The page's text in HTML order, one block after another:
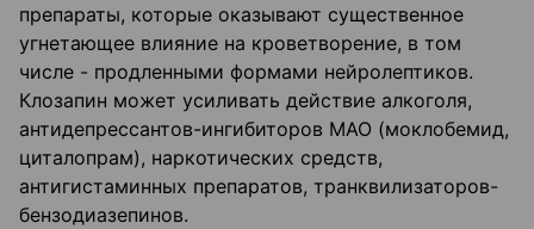
препараты, которые оказывают существенное
угнетающее влияние на кроветворение, в том
числе - продленными формами нейролептиков.
Клозапин может усиливать действие алкоголя,
антидепрессантов-ингибиторов МАО (моклобемид,
циталопрам), наркотических средств,
антигистаминных препаратов, транквилизаторов-
бензодиазепинов.